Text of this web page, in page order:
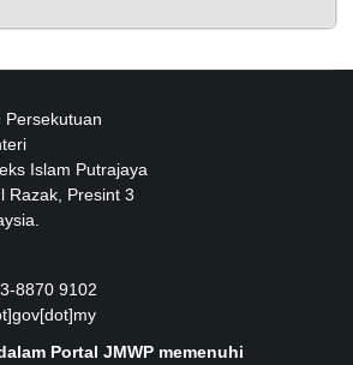
Persekutuan
Islam Putrajaya
Razak, Presint 3
8870 9102
Portal JMWP memenuhi